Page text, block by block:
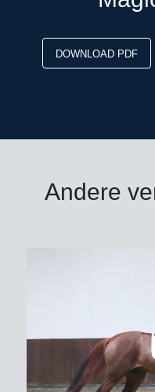
DOWNLOAD PDF
Andere